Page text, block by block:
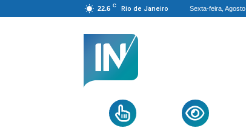
22.6 C Rio de Janeiro Sexta-feira,